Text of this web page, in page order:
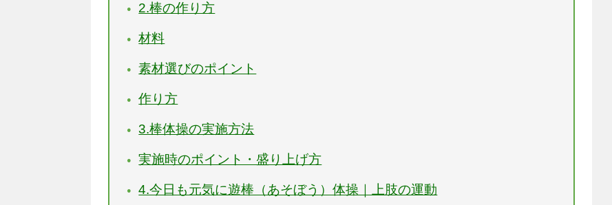
2.棒の作り方
材料
素材選びのポイント
作り方
3.棒体操の実施方法
実施時のポイント・盛り上げ方
4.今日も元気に遊棒（あそぼう）体操｜上肢の運動